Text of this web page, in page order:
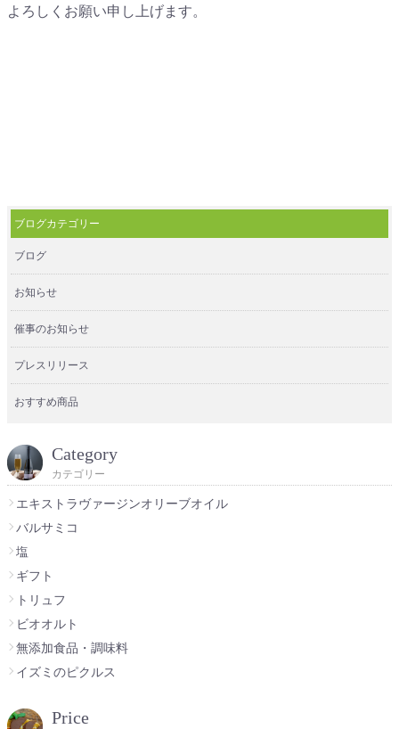
よろしくお願い申し上げます。
ブログカテゴリー
ブログ
お知らせ
催事のお知らせ
プレスリリース
おすすめ商品
Category
カテゴリー
エキストラヴァージンオリーブオイル
バルサミコ
塩
ギフト
トリュフ
ビオオルト
無添加食品・調味料
イズミのピクルス
Price